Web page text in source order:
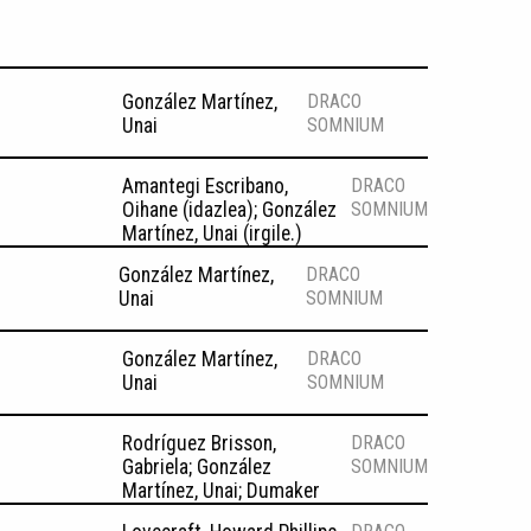
González Martínez,
Unai
DRACO
SOMNIUM
Amantegi Escribano,
Oihane (idazlea); González
Martínez, Unai (irgile.)
DRACO
SOMNIUM
González Martínez,
Unai
DRACO
SOMNIUM
González Martínez,
Unai
DRACO
SOMNIUM
Rodríguez Brisson,
Gabriela; González
Martínez, Unai; Dumaker
DRACO
SOMNIUM